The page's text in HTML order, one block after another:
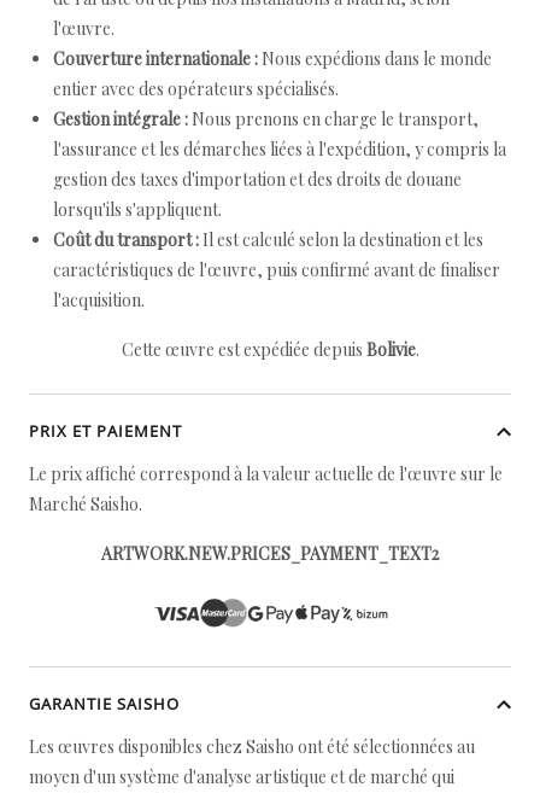
l'œuvre.
Couverture internationale : Nous expédions dans le monde
entier avec des opérateurs spécialisés.
Gestion intégrale : Nous prenons en charge le transport,
l'assurance et les démarches liées à l'expédition, y compris la
gestion des taxes d'importation et des droits de douane
lorsqu'ils s'appliquent.
Coût du transport : Il est calculé selon la destination et les
caractéristiques de l'œuvre, puis confirmé avant de finaliser
l'acquisition.
Cette œuvre est expédiée depuis Bolivie.
PRIX ET PAIEMENT
Le prix affiché correspond à la valeur actuelle de l'œuvre sur le
Marché Saisho.
ARTWORK.NEW.PRICES_PAYMENT_TEXT2
GARANTIE SAISHO
Les œuvres disponibles chez Saisho ont été sélectionnées au
moyen d'un système d'analyse artistique et de marché qui